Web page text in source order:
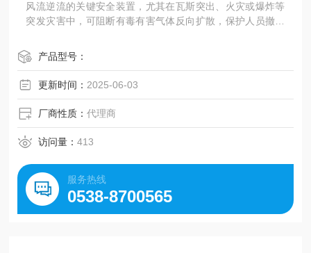
风流逆流的关键安全装置，尤其在瓦斯突出、火灾或爆炸等
突发灾害中，可阻断有毒有害气体反向扩散，保护人员撤离
产品型号：
更新时间： 2025-06-03
厂商性质：代理商
访问量：413
服务热线
0538-8700565